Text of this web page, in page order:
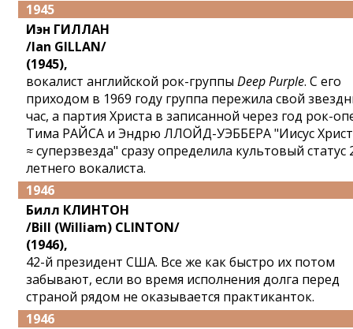
1945
Иэн ГИЛЛАН
/Ian GILLAN/
(1945),
вокалист английской рок-группы Deep Purple. С его
приходом в 1969 году группа пережила свой
час, а партия Христа в записанной через год рок-
Тима РАЙСА и Эндрю ЛЛОЙД-УЭББЕРА "Иисус
≈ суперзвезда" сразу определила культовый статус
летнего вокалиста.
1946
Билл КЛИНТОН
/Bill (William) CLINTON/
(1946),
42-й президент США. Все же как быстро их потом
забывают, если во время исполнения долга перед
страной рядом не оказывается практиканток.
1946